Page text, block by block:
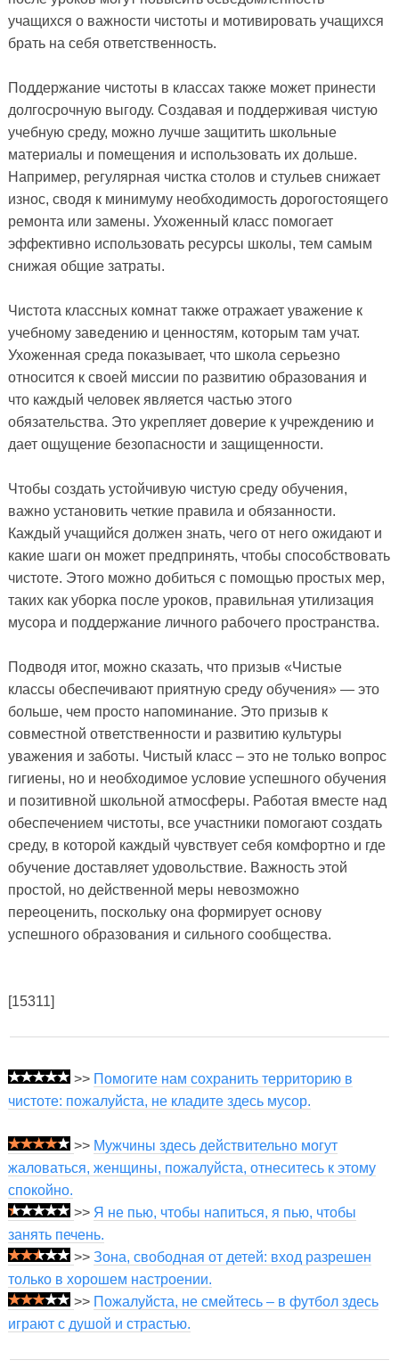
учащихся о важности чистоты и мотивировать учащихся
брать на себя ответственность.
Поддержание чистоты в классах также может принести
долгосрочную выгоду. Создавая и поддерживая чистую
учебную среду, можно лучше защитить школьные
материалы и помещения и использовать их дольше.
Например, регулярная чистка столов и стульев снижает
износ, сводя к минимуму необходимость дорогостоящего
ремонта или замены. Ухоженный класс помогает
эффективно использовать ресурсы школы, тем самым
снижая общие затраты.
Чистота классных комнат также отражает уважение к
учебному заведению и ценностям, которым там учат.
Ухоженная среда показывает, что школа серьезно
относится к своей миссии по развитию образования и
что каждый человек является частью этого
обязательства. Это укрепляет доверие к учреждению и
дает ощущение безопасности и защищенности.
Чтобы создать устойчивую чистую среду обучения,
важно установить четкие правила и обязанности.
Каждый учащийся должен знать, чего от него ожидают и
какие шаги он может предпринять, чтобы способствовать
чистоте. Этого можно добиться с помощью простых мер,
таких как уборка после уроков, правильная утилизация
мусора и поддержание личного рабочего пространства.
Подводя итог, можно сказать, что призыв «Чистые
классы обеспечивают приятную среду обучения» — это
больше, чем просто напоминание. Это призыв к
совместной ответственности и развитию культуры
уважения и заботы. Чистый класс – это не только вопрос
гигиены, но и необходимое условие успешного обучения
и позитивной школьной атмосферы. Работая вместе над
обеспечением чистоты, все участники помогают создать
среду, в которой каждый чувствует себя комфортно и где
обучение доставляет удовольствие. Важность этой
простой, но действенной меры невозможно
переоценить, поскольку она формирует основу
успешного образования и сильного сообщества.
[15311]
>> Помогите нам сохранить территорию в
чистоте: пожалуйста, не кладите здесь мусор.
>> Мужчины здесь действительно могут
жаловаться, женщины, пожалуйста, отнеситесь к этому
спокойно.
>> Я не пью, чтобы напиться, я пью, чтобы
занять печень.
>> Зона, свободная от детей: вход разрешен
только в хорошем настроении.
>> Пожалуйста, не смейтесь – в футбол здесь
играют с душой и страстью.